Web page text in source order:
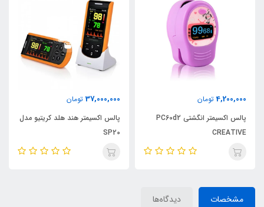
4,200,000 تومان
پالس اکسیمتر انگشتی PC60d2
CREATIVE
37,000,000 تومان
پالس اکسیمتر هند هلد کریتیو مدل
SP20
مشخصات دیدگاه‌ها